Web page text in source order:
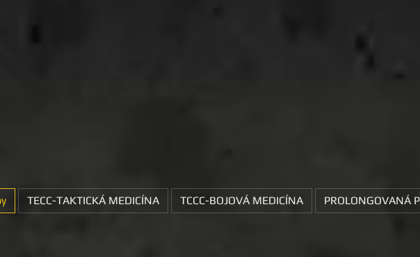
TECC-TAKTICKÁ MEDICÍNA TCCC-BOJOVÁ MEDICÍNA PROLONGOVANÁ